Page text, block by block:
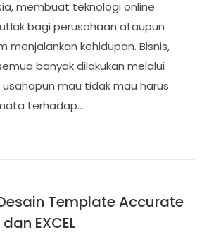
membuat teknologi online
bagi perusahaan ataupun
menjalankan kehidupan. Bisnis,
banyak dilakukan melalui
usahapun mau tidak mau harus
terhadap…
Template Accurate
EXCEL